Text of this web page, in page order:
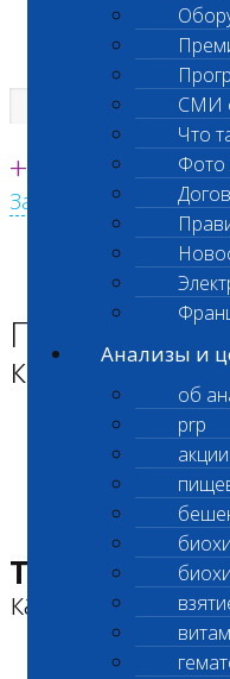
Единая круглосуточная справочная
+7 495 260 0
Заказать звонок с
СМИ
Что
Фото
Анализы и
об
prp
акции
Главная страница
Для врачей и клиник
Правила получения
Правила
Чем
Технологии